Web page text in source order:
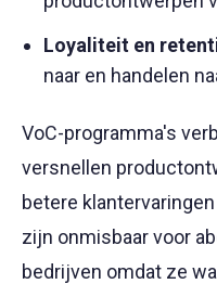
Loyaliteit en
naar en handelen
VoC-programma's
versnellen
betere
zijn onmisbaar voor
bedrijven omdat ze